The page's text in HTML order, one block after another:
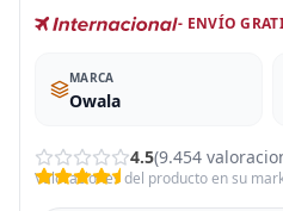
- ENVÍO
MARCA
Owala
4.5(9.454
Valoraciones del producto en su